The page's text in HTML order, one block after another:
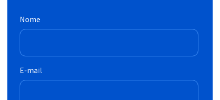
Nome
E-mail